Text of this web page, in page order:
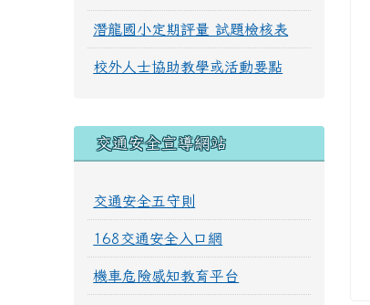
潛龍國小定期評量 試題檢核表
校外人士協助教學或活動要點
交通安全宣導網站
交通安全五守則
168交通安全入口網
機車危險感知教育平台